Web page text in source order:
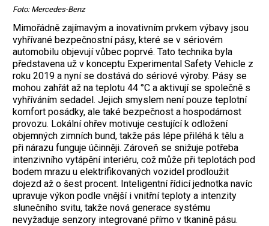
Foto: Mercedes-Benz
Mimořádně zajímavým a inovativním prvkem výbavy jsou
vyhřívané bezpečnostní pásy, které se v sériovém
automobilu objevují vůbec poprvé. Tato technika byla
představena už v konceptu Experimental Safety Vehicle z
roku 2019 a nyní se dostává do sériové výroby. Pásy se
mohou zahřát až na teplotu 44 °C a aktivují se společně s
vyhříváním sedadel. Jejich smyslem není pouze teplotní
komfort posádky, ale také bezpečnost a hospodárnost
provozu. Lokální ohřev motivuje cestující k odložení
objemných zimních bund, takže pás lépe přiléhá k tělu a
při nárazu funguje účinněji. Zároveň se snižuje potřeba
intenzivního vytápění interiéru, což může při teplotách pod
bodem mrazu u elektrifikovaných vozidel prodloužit
dojezd až o šest procent. Inteligentní řídicí jednotka navíc
upravuje výkon podle vnější i vnitřní teploty a intenzity
slunečního svitu, takže nová generace systému
nevyžaduje senzory integrované přímo v tkanině pásu.